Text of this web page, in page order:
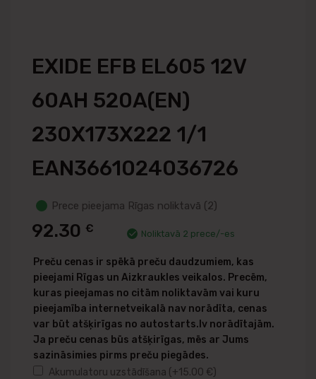
EXIDE EFB EL605 12V
60AH 520A(EN)
230X173X222 1/1
EAN3661024036726
Prece pieejama Rīgas noliktavā (2)
92.30 € Noliktavā 2 prece/-es
Preču cenas ir spēkā preču daudzumiem, kas
pieejami Rīgas un Aizkraukles veikalos. Precēm,
kuras pieejamas no citām noliktavām vai kuru
pieejamība internetveikalā nav norādīta, cenas
var būt atšķirīgas no autostarts.lv norādītajām.
Ja preču cenas būs atšķirīgas, mēs ar Jums
sazināsimies pirms preču piegādes.
Akumulatoru uzstādīšana (+15.00 € )